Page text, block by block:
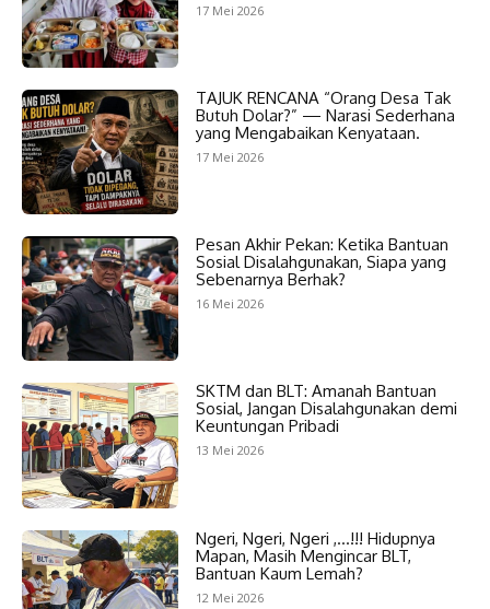
17 Mei 2026
TAJUK RENCANA “Orang Desa Tak
Butuh Dolar?” — Narasi Sederhana
yang Mengabaikan Kenyataan.
17 Mei 2026
Pesan Akhir Pekan: Ketika Bantuan
Sosial Disalahgunakan, Siapa yang
Sebenarnya Berhak?
16 Mei 2026
SKTM dan BLT: Amanah Bantuan
Sosial, Jangan Disalahgunakan demi
Keuntungan Pribadi
13 Mei 2026
Ngeri, Ngeri, Ngeri ,…!!! Hidupnya
Mapan, Masih Mengincar BLT,
Bantuan Kaum Lemah?
12 Mei 2026